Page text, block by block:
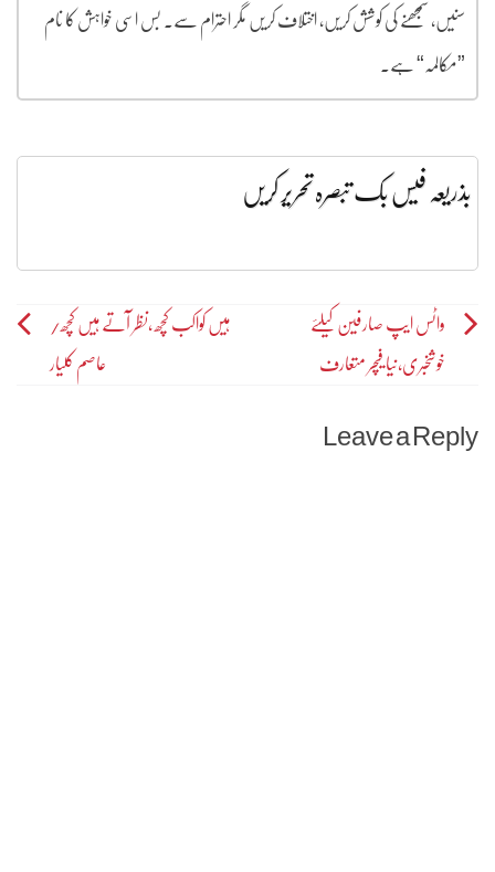
سنیں، سمجھنے کی کوشش کریں، اختلاف کریں مگر احترام سے۔ بس اسی خواہش کا نام
”مکالمہ“ ہے۔
بذریعہ فیس بک تبصرہ تحریر کریں
Post
navigation
واٹس ایپ صارفین کیلئے
خوشخبری،نیا فیچر متعارف
ہیں کواکب کچھ ,نظر آتے ہیں کچھ/
عاصم کلیار
Leave a Reply